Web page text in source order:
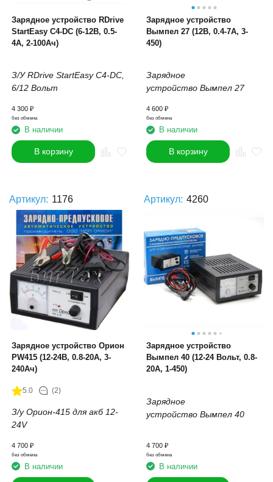
Зарядное устройство RDrive
StartEasy C4-DC (6-12В, 0.5-
4А, 2-100Ач)
З/У RDrive StartEasy C4-DC,
6/12 Вольт
4 300 ₽
без обмена
В наличии
В корзину
Зарядное устройство
Вымпел 27 (12В, 0.4-7А, 3-
450)
Зарядное
устройство Вымпел 27
4 600 ₽
без обмена
В наличии
В корзину
Артикул: 1176
Зарядное устройство Орион
PW415 (12-24В, 0.8-20А, 3-
240Ач)
5.0 (2)
З/у Орион-415 для акб 12-
24V
4 700 ₽
без обмена
В наличии
Артикул: 4260
Зарядное устройство
Вымпел 40 (12-24 Вольт, 0.8-
20А, 1-450)
Зарядное
устройство Вымпел 40
4 700 ₽
без обмена
В наличии